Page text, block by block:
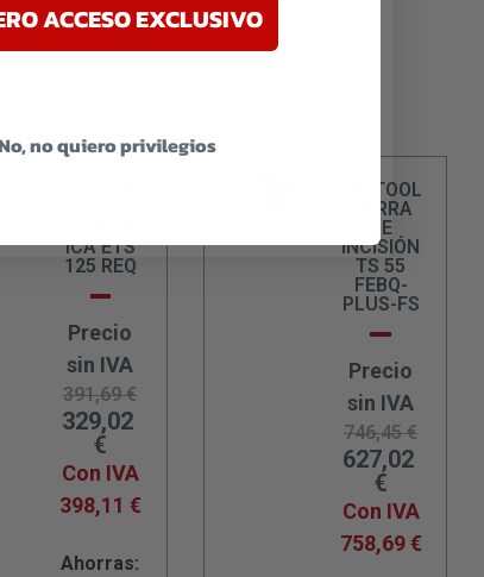
donde se requiera una eliminación
buscan portabilidad, potencia y
ICA ETS
125 REQ
Precio
sin IVA
391,69€
329,02
€
Con IVA
398,11 €
Ahorras:
FESTOOL
SIERRA
DE
INCISIÓN
TS 55
FEBQ-
PLUS-FS
Precio
sin IVA
746,45€
627,02
€
Con IVA
758,69€
ACCESO EXCLUSIVO
no quiero privilegios